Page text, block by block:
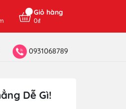
Giỏ hàng
0₫
0931068789
Dễ Gì!